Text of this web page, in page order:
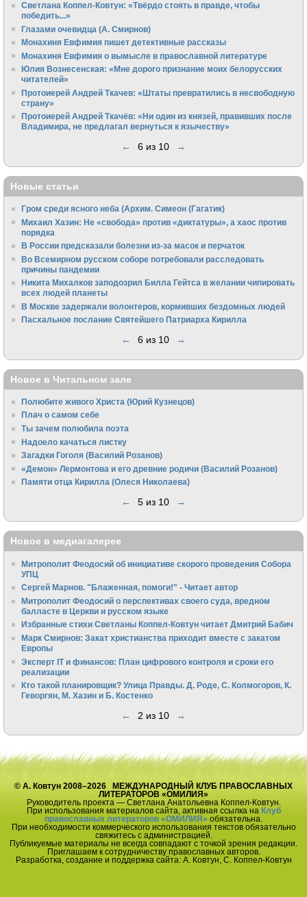
Светлана Коппел-Ковтун: «Твёрдо стоять в правде, чтобы
победить...»
Глазами очевидца (А. Смирнов)
Монахиня Евфимия пишет детективные рассказы
Монахиня Евфимия о вымысле в православной литературе
Юлия Вознесенская: «Мне дорого признание моих белорусских
читателей»
Протоиерей Андрей Ткачев: «Штаты превратились в несвободную
страну»
Протоиерей Андрей Ткачёв: «Ни один из князей, правивших после
Владимира, не предлагал вернуться к язычеству»
← 6 из 10 →
Новые статьи
Гром среди ясного неба (Архим. Симеон (Гагатик)
Михаил Хазин: Не «свобода» против «диктатуры», а хаос против
порядка
В России предсказали болезни из-за масок и перчаток
Во Всемирном русском соборе потребовали расследовать
причины пандемии
Никита Михалков заподозрил Билла Гейтса в желании чипировать
всех людей планеты
В Москве задержали волонтеров, кормивших бездомных людей
Пасхальное послание Святейшего Патриарха Кирилла
← 6 из 10 →
Новое в Читальном зале
Полюбите живого Христа (Юрий Кузнецов)
Плач о самом себе
Ты зачем полюбила поэта
Надоело качаться листку
Загадки Гоголя (Василий Розанов)
«Демон» Лермонтова и его древние родичи (Василий Розанов)
Памяти отца Кирилла (Олеся Николаева)
← 5 из 10 →
Новое в медиагалерее
Митрополит Феодосий об инициативе скорого проведения Собора
УПЦ
Сергей Марнов. "Блаженная, помоги!" - Читает автор
Митрополит Феодосий о перспективах своего суда, вредном
балласте в Церкви и русском языке
Избранные стихи Светланы Коппел-Ковтун читает Дмитрий Бабич
Марк Смирнов: Закат христианства приходит вместе с закатом
Европы
Эксперт IT и финансов: План цифрового контроля и сроки его
реализации
Кто такой планировщик? Улица Правды. Д. Роде, С. Колмогоров, К.
Геворгян, М. Хазин и Б. Костенко
← 2 из 10 →
© А. Ковтун 2008–2026 МЕЖДУНАРОДНЫЙ КЛУБ ПРАВОСЛАВНЫХ
ЛИТЕРАТОРОВ «ОМИЛИЯ»
Руководитель проекта — Светлана Анатольевна Коппел-Ковтун.
При использования материалов сайта, активная ссылка на Клуб
православных литераторов «ОМИЛИЯ» обязательна.
При необходимости коммерческого использования текстов обязательно
свяжитесь с администрацией.
Публикуемые материалы не всегда совпадают с точкой зрения редакции.
Приглашаем к сотрудничеству православных авторов.
Разработка, создание и поддержка сайта: А. Ковтун, С. Коппел-Ковтун